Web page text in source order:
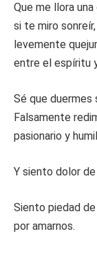
Que me llora
si te miro
levemente
entre el espíritu
Sé que duermes
Falsamente
pasionario y
Y siento dolor
Siento piedad
por amarnos.